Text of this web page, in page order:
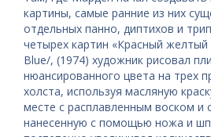
картины, самые ранние из них
отдельных панно, диптихов и
четырех картин «Красный желтый
Blue/, (1974) художник рисовал
нюансированного цвета на трех
холста, используя масляную
месте с расплавленным воском и
нанесенную с помощью ножа и